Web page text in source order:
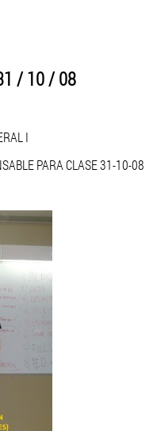
/ 10 / 08
I
PARA CLASE 31-10-08
WEB